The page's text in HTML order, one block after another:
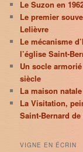
Le Suzon en
Le premier
Lelièvre
Le mécanisme
l’église Saint-
Un socle
siècle
La maison
La Visitation,
Saint-Bernard
VIGNE EN ÉCRIN